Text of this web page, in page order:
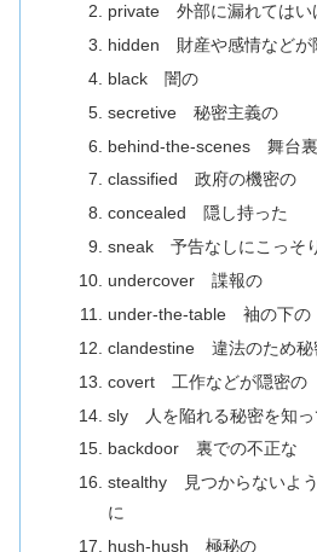
private 外部に漏れては
hidden 財産や感情などが
black 闇の
secretive 秘密主義の
behind-the-scenes 舞台
classified 政府の機密の
concealed 隠し持った
sneak 予告なしにこっそ
undercover 諜報の
under-the-table 袖の下の
clandestine 違法のため秘
covert 工作などが隠密の
sly 人を陥れる秘密を知っ
backdoor 裏での不正な
stealthy 見つからないよ
に
hush-hush 極秘の